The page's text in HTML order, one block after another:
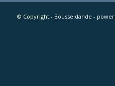
© Copyright - Bousseldande -